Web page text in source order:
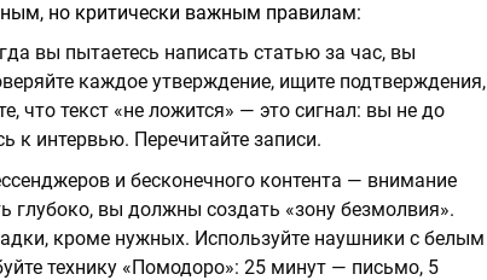
но критически важным правилам:
вы пытаетесь написать статью за час, вы
каждое утверждение, ищите подтверждения,
что текст «не ложится» — это сигнал: вы не до
к интервью. Перечитайте записи.
и бесконечного контента — внимание
глубоко, вы должны создать «зону безмолвия».
кроме нужных. Используйте наушники с белым
технику «Помодоро»: 25 минут — письмо, 5